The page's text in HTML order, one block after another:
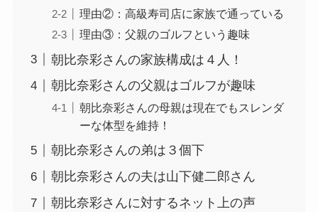
理由②：高級寿司店に家族で通っている
理由③：父親のゴルフという趣味
朝比奈彩さんの家族構成は４人！
朝比奈彩さんの父親はゴルフが趣味
朝比奈彩さんの母親は現在でもスレンダ
ーな体型を維持！
朝比奈彩さんの弟は３個下
朝比奈彩さんの夫は山下健二郎さん
朝比奈彩さんに対するネット上の声